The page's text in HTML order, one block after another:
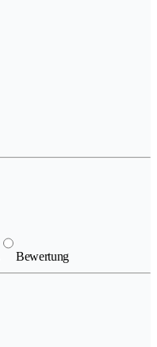
Bewertung